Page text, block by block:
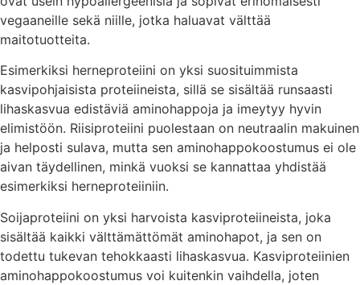
vegaaneille sekä niille, jotka haluavat välttää
maitotuotteita.
Esimerkiksi herneproteiini on yksi suosituimmista
kasvipohjaisista proteiineista, sillä se sisältää runsaasti
lihaskasvua edistäviä aminohappoja ja imeytyy hyvin
elimistöön. Riisiproteiini puolestaan on neutraalin makuinen
ja helposti sulava, mutta sen aminohappokoostumus ei ole
aivan täydellinen, minkä vuoksi se kannattaa yhdistää
esimerkiksi herneproteiiniin.
Soijaproteiini on yksi harvoista kasviproteiineista, joka
sisältää kaikki välttämättömät aminohapot, ja sen on
todettu tukevan tehokkaasti lihaskasvua. Kasviproteiinien
aminohappokoostumus voi kuitenkin vaihdella, joten